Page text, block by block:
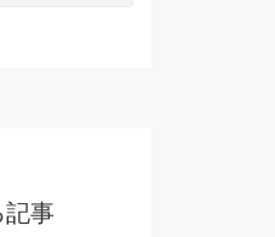
記事